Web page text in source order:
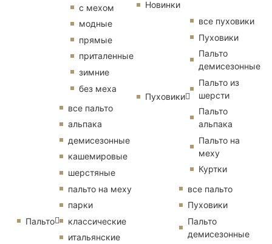
с мехом
модные
прямые
приталенные
зимние
без меха
Пальто
все пальто
альпака
демисезонные
кашемировые
шерстяные
пальто на меху
парки
классические
итальянские
Новинки
Пуховики
все пуховики
Пуховики
Пальто
демисезонные
Пальто из
шерсти
Пальто
альпака
Пальто на
меху
Куртки
все пальто
Пуховики
Пальто
демисезонные